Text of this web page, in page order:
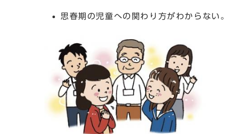
思春期の児童への関わり方がわからない。